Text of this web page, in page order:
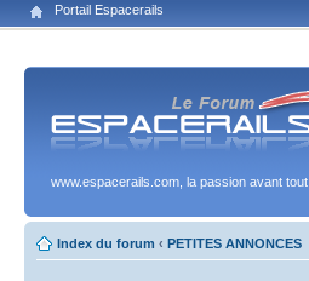
Portail Espacerails
www.espacerails.com, la passion avant tout
Index du forum ‹ PETITES ANNONCES